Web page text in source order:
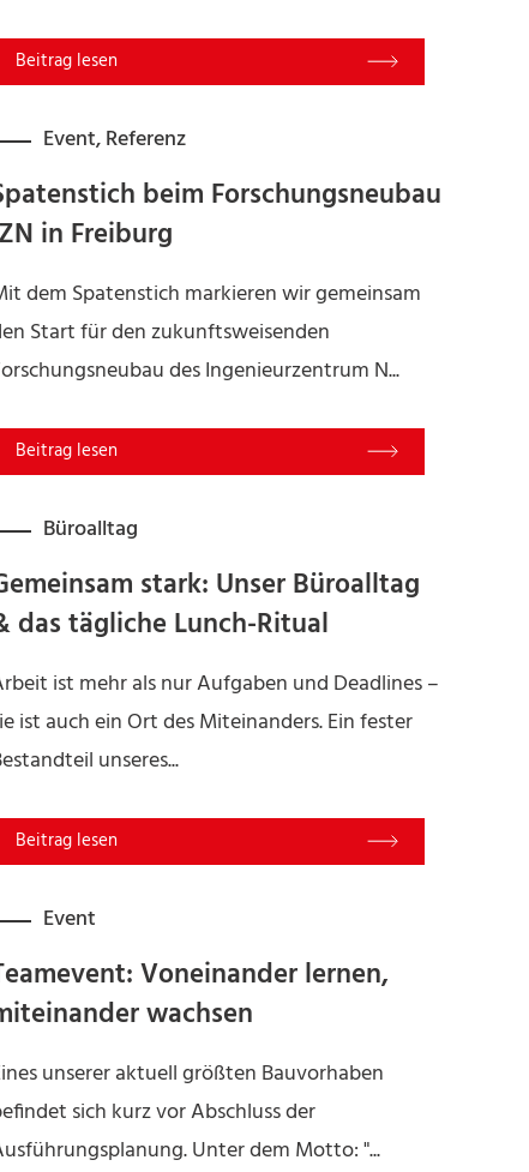
Event,Referenz
beim Forschungsneubau
in Freiburg
dem Spatenstich markieren wir gemeinsam
Start für den zukunftsweisenden
des Ingenieurzentrum N...
Büroalltag
stark: Unser Büroalltag
das tägliche Lunch-Ritual
ist mehr als nur Aufgaben und Deadlines –
ist auch ein Ort des Miteinanders. Ein fester
unseres...
Event
Voneinander lernen,
wachsen
unserer aktuell größten Bauvorhaben
sich kurz vor Abschluss der
Unter dem Motto: "...